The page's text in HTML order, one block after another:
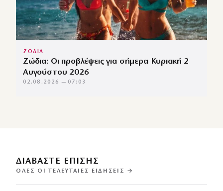
ΖΩΔΙΑ
Ζώδια: Οι προβλέψεις για σήμερα Κυριακή 2
Αυγούστου 2026
02.08.2026 — 07:03
ΔΙΑΒΑΣΤΕ ΕΠΙΣΗΣ
ΌΛΕΣ ΟΙ ΤΕΛΕΥΤΑΊΕΣ ΕΙΔΉΣΕΙΣ →